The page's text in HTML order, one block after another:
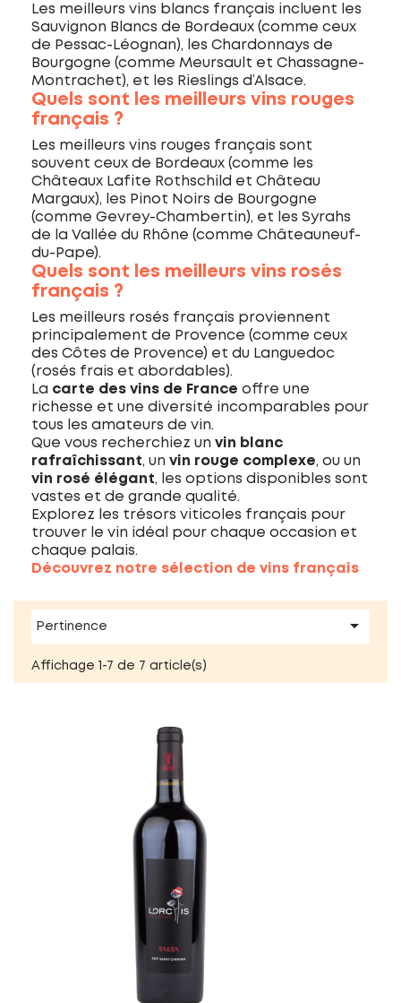
Les meilleurs vins blancs français incluent les
Sauvignon Blancs de Bordeaux (comme ceux
de Pessac-Léognan), les Chardonnays de
Bourgogne (comme Meursault et Chassagne-
Montrachet), et les Rieslings d’Alsace.
Quels sont les meilleurs vins rouges
français ?
Les meilleurs vins rouges français sont
souvent ceux de Bordeaux (comme les
Châteaux Lafite Rothschild et Château
Margaux), les Pinot Noirs de Bourgogne
(comme Gevrey-Chambertin), et les Syrahs
de la Vallée du Rhône (comme Châteauneuf-
du-Pape).
Quels sont les meilleurs vins rosés
français ?
Les meilleurs rosés français proviennent
principalement de Provence (comme ceux
des Côtes de Provence) et du Languedoc
(rosés frais et abordables).
La carte des vins de France offre une
richesse et une diversité incomparables pour
tous les amateurs de vin.
Que vous recherchiez un vin blanc
rafraîchissant, un vin rouge complexe, ou un
vin rosé élégant, les options disponibles sont
vastes et de grande qualité.
Explorez les trésors viticoles français pour
trouver le vin idéal pour chaque occasion et
chaque palais.
Découvrez notre sélection de vins français
Pertinence 
Affichage 1-7 de 7 article(s)